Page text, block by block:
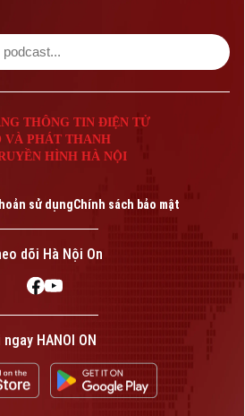
ngày 10/05/2023
TRUYỀN HÌNH HÀ NỘI
Láng-Hà Nội
THÔNG TIN ĐIỆN TỬ
VÀ PHÁT THANH
HÌNH HÀ NỘI
sử dụngChính sách bảo mật
dõi Hà Nội On
ngay HANOI ON